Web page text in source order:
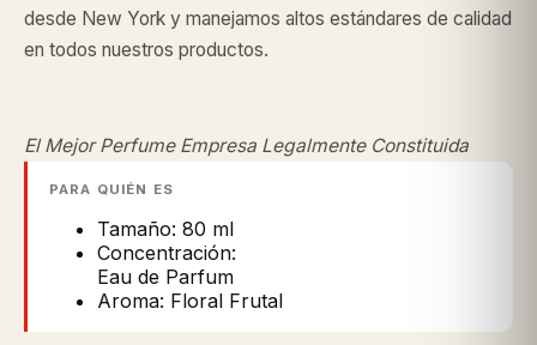
desde New York y manejamos altos estándares de calidad
en todos nuestros productos.
El Mejor Perfume Empresa Legalmente Constituida
PARA QUIÉN ES
Tamaño: 80 ml
Concentración:
Eau de Parfum
Aroma: Floral Frutal